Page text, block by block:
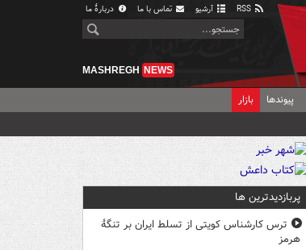
آرشیو تماس با ما دربارهٔ ما
MASHREGH NEWS
پیوندها بازار
پربازدیدترین ها
ترس کارشناس کویتی از تسلط ایران بر تنگۀ
هرمز